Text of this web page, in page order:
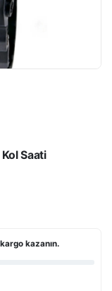
Saati
kazanın.